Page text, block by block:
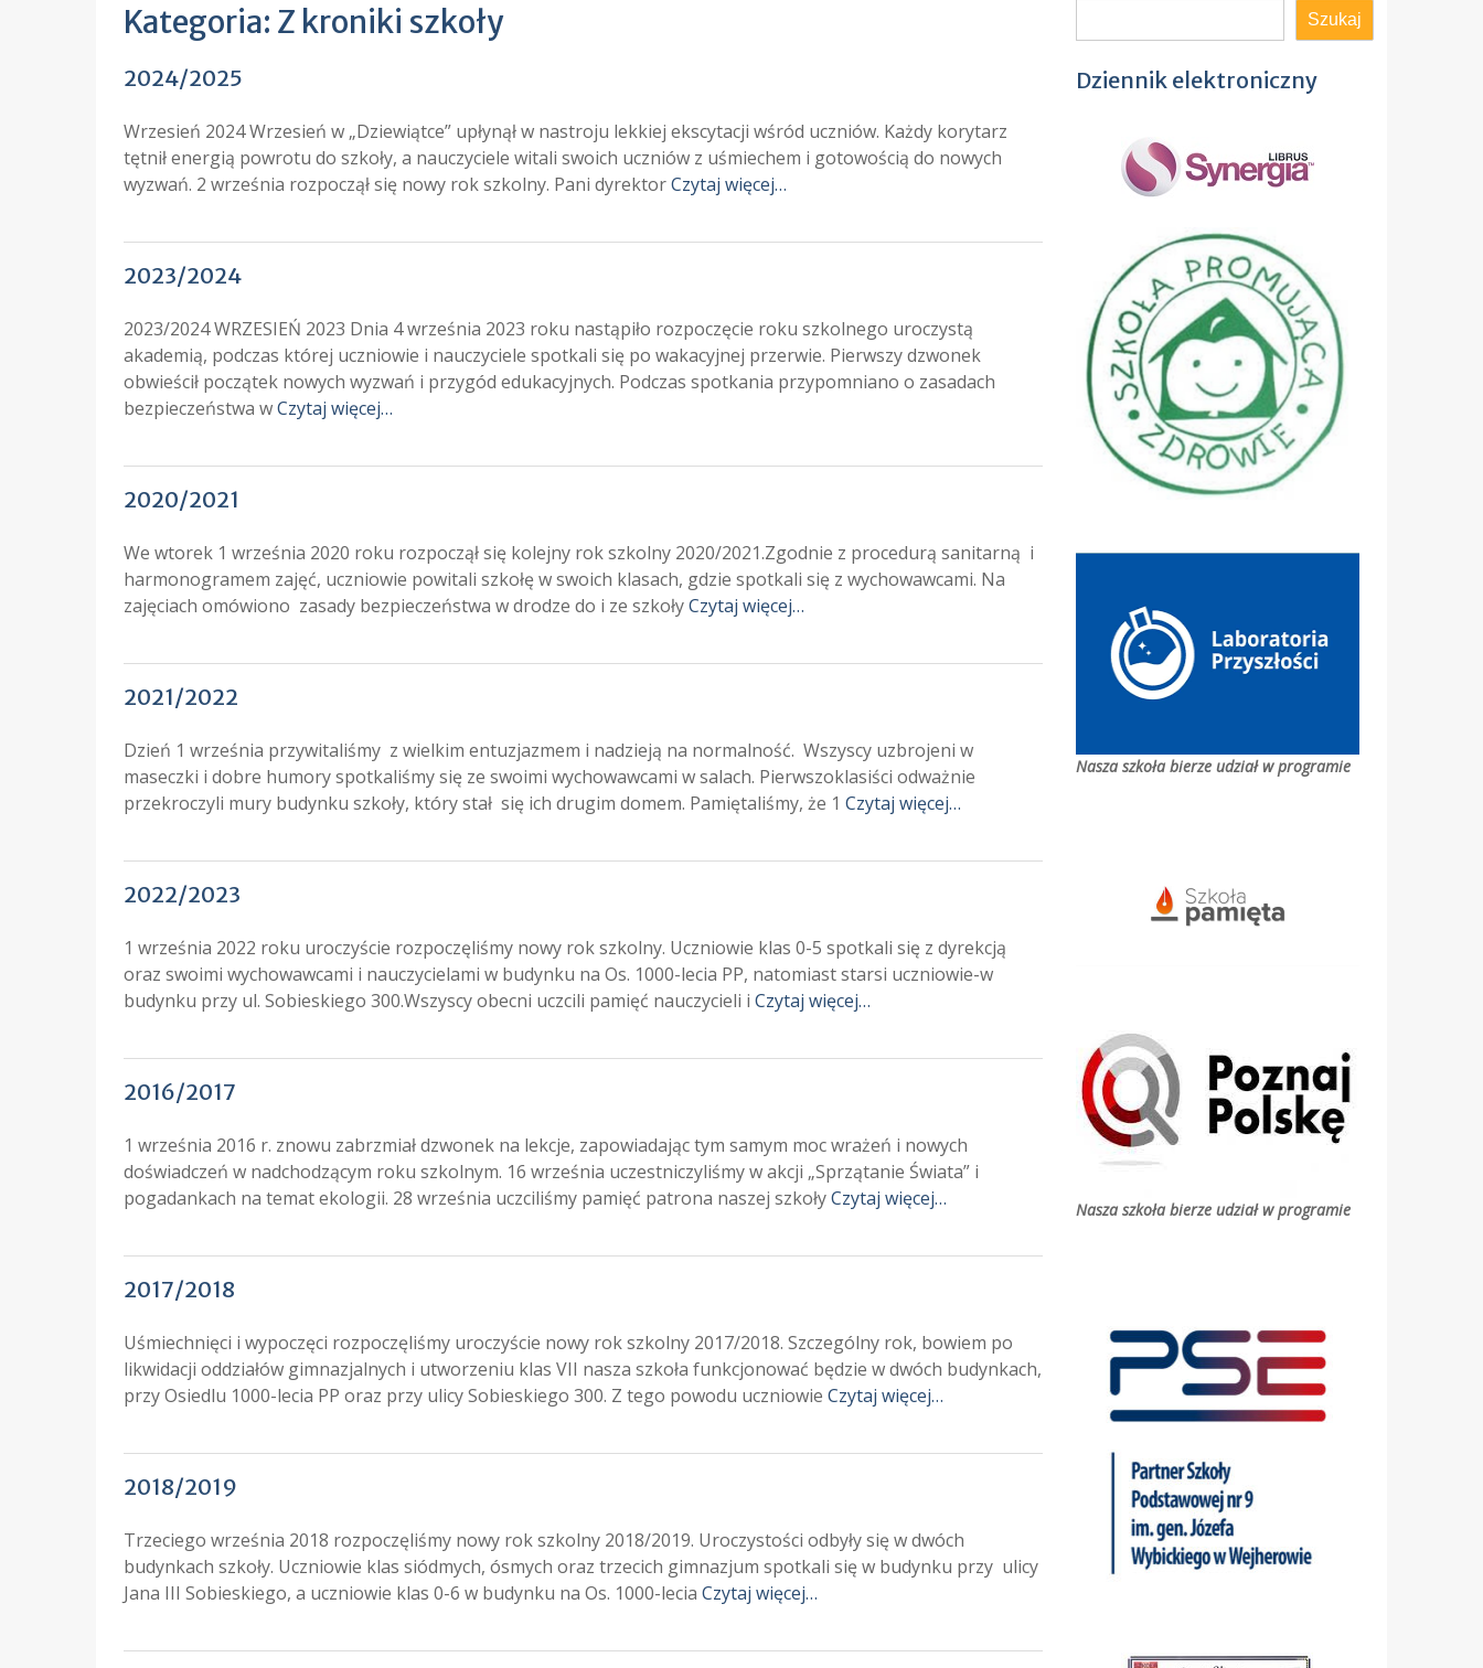
Kategoria: Z kroniki szkoły
2024/2025
Wrzesień 2024 Wrzesień w „Dziewiątce” upłynął w nastroju lekkiej ekscytacji wśród uczniów. Każdy korytarz
tętnił energią powrotu do szkoły, a nauczyciele witali swoich uczniów z uśmiechem i gotowością do nowych
wyzwań. 2 września rozpoczął się nowy rok szkolny. Pani dyrektorCzytaj więcej…
2023/2024
2023/2024 WRZESIEŃ 2023 Dnia 4 września 2023 roku nastąpiło rozpoczęcie roku szkolnego uroczystą
akademią, podczas której uczniowie i nauczyciele spotkali się po wakacyjnej przerwie. Pierwszy dzwonek
obwieścił początek nowych wyzwań i przygód edukacyjnych. Podczas spotkania przypomniano o zasadach
bezpieczeństwa wCzytaj więcej…
2020/2021
We wtorek 1 września 2020 roku rozpoczął się kolejny rok szkolny 2020/2021.Zgodnie z procedurą sanitarną i
harmonogramem zajęć, uczniowie powitali szkołę w swoich klasach, gdzie spotkali się z wychowawcami. Na
zajęciach omówiono zasady bezpieczeństwa w drodze do i ze szkołyCzytaj więcej…
2021/2022
Dzień 1 września przywitaliśmy z wielkim entuzjazmem i nadzieją na normalność. Wszyscy uzbrojeni w
maseczki i dobre humory spotkaliśmy się ze swoimi wychowawcami w salach. Pierwszoklasiści odważnie
przekroczyli mury budynku szkoły, który stał się ich drugim domem. Pamiętaliśmy, że 1 Czytaj więcej…
2022/2023
1 września 2022 roku uroczyście rozpoczęliśmy nowy rok szkolny. Uczniowie klas 0-5 spotkali się z dyrekcją
oraz swoimi wychowawcami i nauczycielami w budynku na Os. 1000-lecia PP, natomiast starsi uczniowie-w
budynku przy ul. Sobieskiego 300.Wszyscy obecni uczcili pamięć nauczycieli i Czytaj więcej…
2016/2017
1 września 2016 r. znowu zabrzmiał dzwonek na lekcje, zapowiadając tym samym moc wrażeń i nowych
doświadczeń w nadchodzącym roku szkolnym. 16 września uczestniczyliśmy w akcji „Sprzątanie Świata” i
pogadankach na temat ekologii. 28 września uczciliśmy pamięć patrona naszej szkołyCzytaj więcej…
2017/2018
Uśmiechnięci i wypoczęci rozpoczęliśmy uroczyście nowy rok szkolny 2017/2018. Szczególny rok, bowiem po
likwidacji oddziałów gimnazjalnych i utworzeniu klas VII nasza szkoła funkcjonować będzie w dwóch budynkach,
przy Osiedlu 1000-lecia PP oraz przy ulicy Sobieskiego 300. Z tego powodu uczniowie Czytaj więcej…
2018/2019
Trzeciego września 2018 rozpoczęliśmy nowy rok szkolny 2018/2019. Uroczystości odbyły się w dwóch
budynkach szkoły. Uczniowie klas siódmych, ósmych oraz trzecich gimnazjum spotkali się w budynku przy ulicy
Jana III Sobieskiego, a uczniowie klas 0-6 w budynku na Os. 1000-lecia Czytaj więcej…
Szukaj
Dziennik elektroniczny
Nasza szkoła bierze udział w programie
Nasza szkoła bierze udział w programie